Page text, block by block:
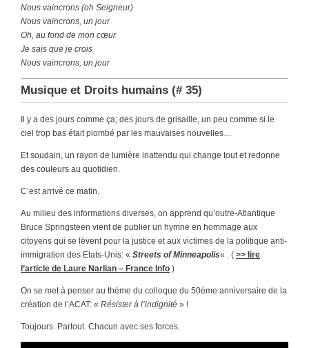
Nous vaincrons (oh Seigneur)
Nous vaincrons, un jour
Oh, au fond de mon cœur
Je sais que je crois
Nous vaincrons, un jour
Musique et Droits humains (# 35)
Il y a des jours comme ça; des jours de grisaille, un peu comme si le
ciel trop bas était plombé par les mauvaises nouvelles…
Et soudain, un rayon de lumière inattendu qui change tout et redonne
des couleurs au quotidien.
C’est arrivé ce matin.
Au milieu des informations diverses, on apprend qu’outre-Atlantique
Bruce Springsteen vient de publier un hymne en hommage aux
citoyens qui se lèvent pour la justice et aux victimes de la politique anti-
immigration des Etats-Unis: « Streets of Minneapolis« . ( >> lire
l’article de Laure Narlian – France Info )
On se met à penser au thème du colloque du 50ème anniversaire de la
création de l’ACAT: « Résister à l’indignité » !
Toujours. Partout. Chacun avec ses forces.